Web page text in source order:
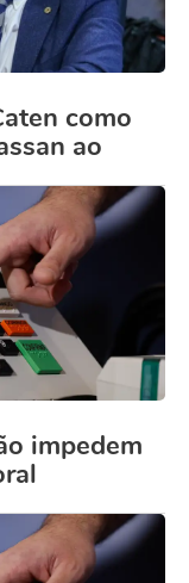
como
ao
impedem